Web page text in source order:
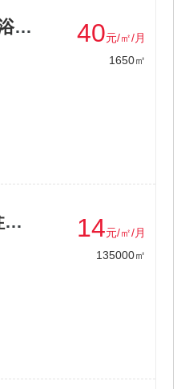
龙华大浪地铁口附近百万装修KTV，会所，足浴招租 40元/㎡/月
1650㎡
坊园区,单一层一楼1200方出租，厂房方正无柱，​适合 14元/㎡/月
135000㎡